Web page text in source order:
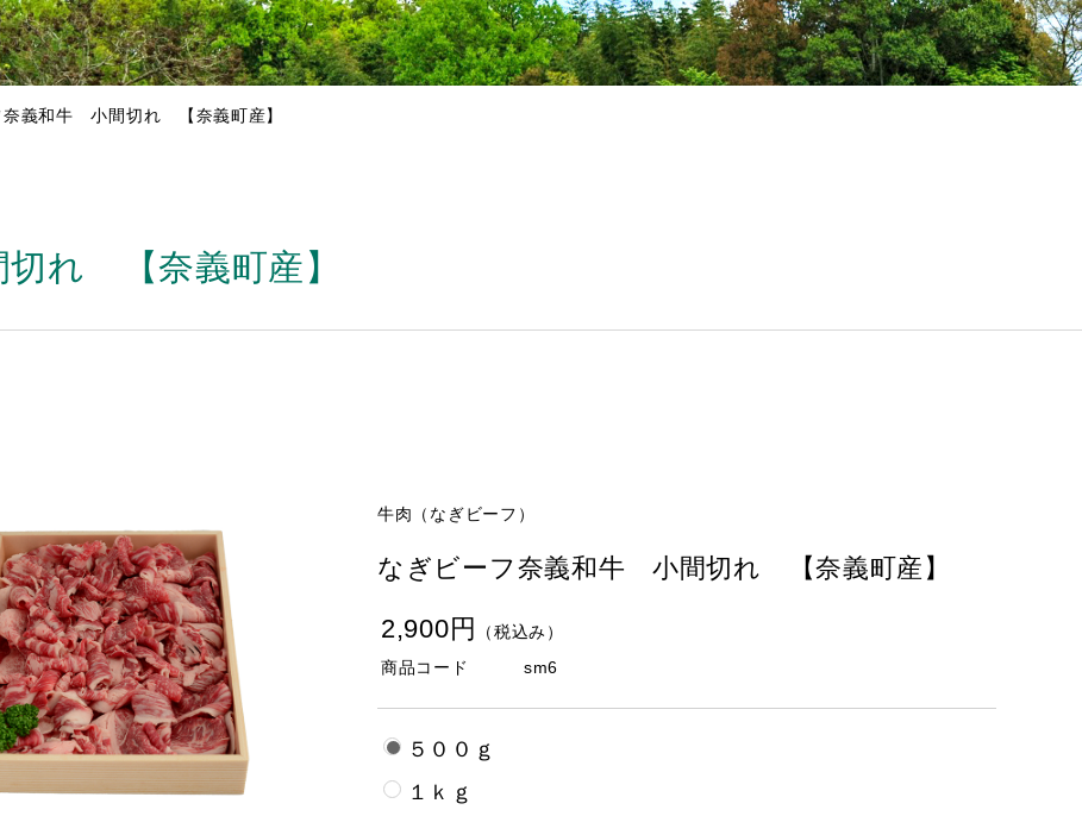
奈義和牛 小間切れ 【奈義町産】
れ 【奈義町産】
牛肉（なぎビーフ）
なぎビーフ奈義和牛 小間切れ 【奈義町産】
2,900円
（税込み）
商品コード
sm6
５００ｇ
１ｋｇ